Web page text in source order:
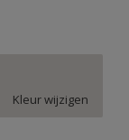
Kleur wijzigen